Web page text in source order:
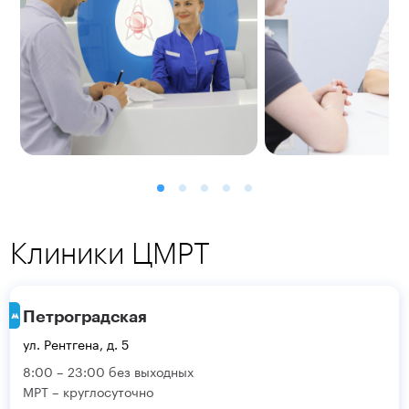
Клиники ЦМРТ
Петроградская
ул. Рентгена, д. 5
8:00 – 23:00 без выходных
МРТ – круглосуточно